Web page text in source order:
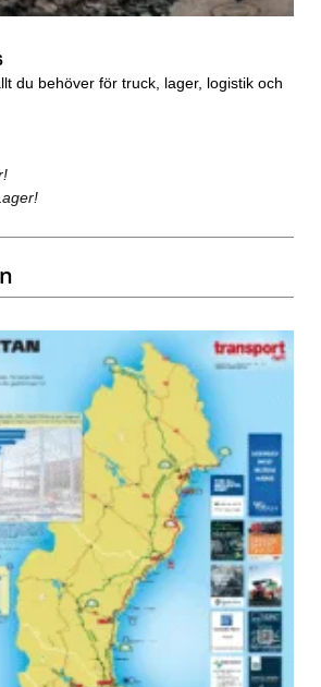
du behöver för truck, lager, logistik och